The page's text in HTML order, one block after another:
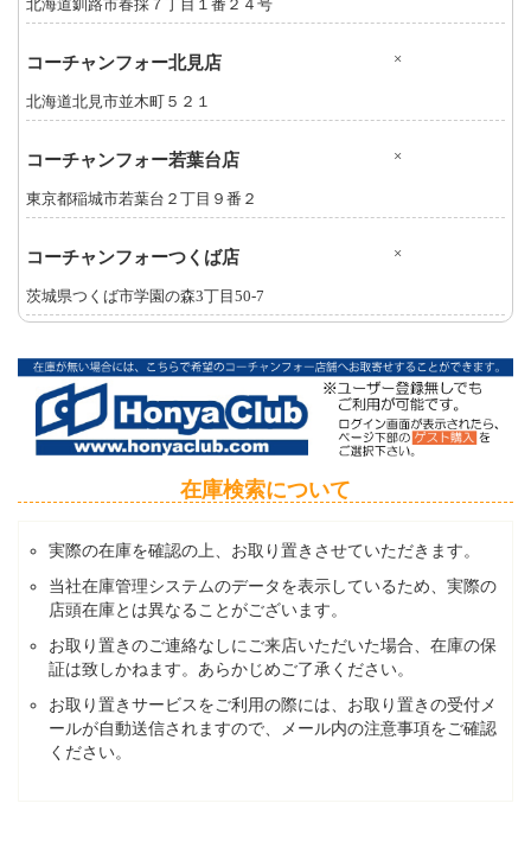
北海道釧路市春採７丁目１番２４号
コーチャンフォー北見店 ×
北海道北見市並木町５２１
コーチャンフォー若葉台店 ×
東京都稲城市若葉台２丁目９番２
コーチャンフォーつくば店 ×
茨城県つくば市学園の森3丁目50-7
在庫検索について
実際の在庫を確認の上、お取り置きさせていただきます。
当社在庫管理システムのデータを表示しているため、実際の
店頭在庫とは異なることがございます。
お取り置きのご連絡なしにご来店いただいた場合、在庫の保
証は致しかねます。あらかじめご了承ください。
お取り置きサービスをご利用の際には、お取り置きの受付メ
ールが自動送信されますので、メール内の注意事項をご確認
ください。